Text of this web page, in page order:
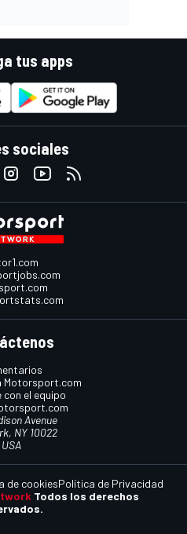
tus apps
sociales
Motorsport.com
el equipo
Avenue
NY 10022
USA
Todos los derechos
de cookiesPolítica de Privacidad